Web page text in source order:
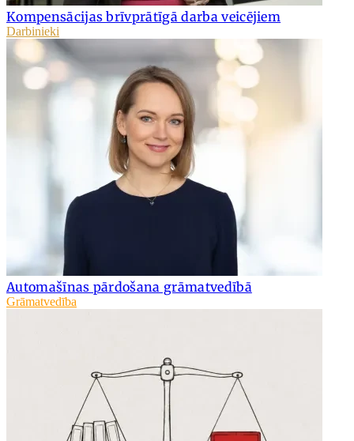
Kompensācijas brīvprātīgā darba veicējiem
Darbinieki
Automašīnas pārdošana grāmatvedībā
Grāmatvedība